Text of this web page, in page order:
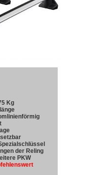
Kg
der Reling
PKW